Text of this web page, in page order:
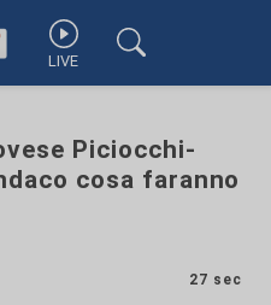
LIVE
Piciocchi-
cosa faranno
27 sec